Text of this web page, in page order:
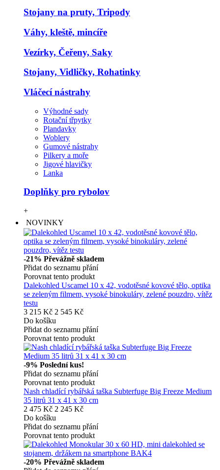
Stojany na pruty, Tripody
Váhy, kleště, mincíře
Vezírky, Čeřeny, Saky
Stojany, Vidličky, Rohatinky
Vláčecí nástrahy
Výhodné sady
Rotační třpytky
Plandavky
Woblery
Gumové nástrahy
Pilkery a moře
Jigové hlavičky
Lanka
Doplňky pro rybolov
+
NOVINKY
-21% Převážně skladem
Přidat do seznamu přání
Porovnat tento produkt
Dalekohled Uscamel 10 x 42, vodotěsné kovové tělo, optika
se zeleným filmem, vysoké binokuláry, zelené pouzdro, vítěz
testu
3 215 Kč 2 545 Kč
Do košíku
Přidat do seznamu přání
Porovnat tento produkt
-9% Poslední kus!
Přidat do seznamu přání
Porovnat tento produkt
Nash chladící rybářská taška Subterfuge Big Freeze Medium
35 litrů 31 x 41 x 30 cm
2 475 Kč 2 245 Kč
Do košíku
Přidat do seznamu přání
Porovnat tento produkt
-20% Převážně skladem